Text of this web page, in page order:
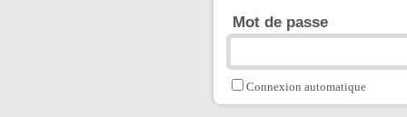
Mot de passe
Connexion automatique